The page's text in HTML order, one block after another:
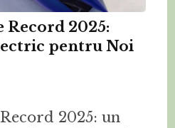
Record 2025:
pentru Noi
2025: un